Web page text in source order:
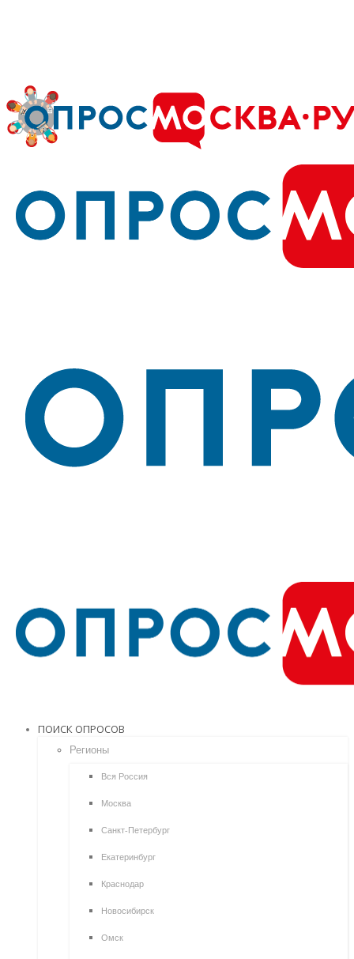
ПОИСК ОПРОСОВ
Регионы
Вся Россия
Москва
Санкт-Петербург
Екатеринбург
Краснодар
Новосибирск
Омск